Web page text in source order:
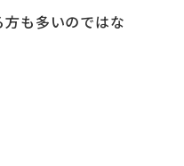
も多いのではな